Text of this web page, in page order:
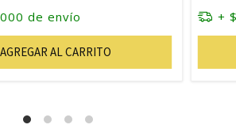
de envío
AGREGAR AL CARRITO
+